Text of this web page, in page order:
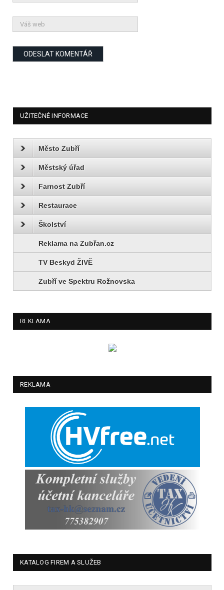
UŽITEČNÉ INFORMACE
Město Zubří
Městský úřad
Farnost Zubří
Restaurace
Školství
Reklama na Zubřan.cz
TV Beskyd ŽIVĚ
Zubří ve Spektru Rožnovska
REKLAMA
REKLAMA
KATALOG FIREM A SLUŽEB